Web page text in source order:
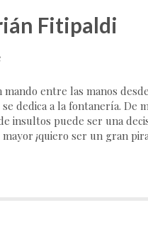
Fitipaldi
mando entre las manos
se dedica a la fontanería. De
insultos puede ser una
¡quiero ser un gran